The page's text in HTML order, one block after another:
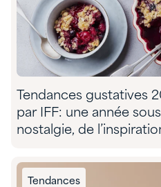
Tendances gustatives
par IFF: une année
nostalgie, de
Tendances